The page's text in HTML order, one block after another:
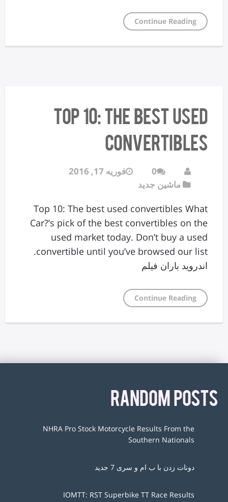
Continue Reading
Top 10: The best used
convertibles
0
فوریه 17, 2016
ماشین جدید
Top 10: The best used convertibles What
Car?’s pick of the best convertibles on the
used market today. Don’t buy a used
convertible until you’ve browsed our list.
اندروید باران فیلم
Continue Reading
RANDOM POSTS
NHRA Pro Stock Motorcycle Results From the
Southern Nationals
دونات زدن با ب ام و سری 7 جدید
IOMTT: RST Superbike TT Race Results